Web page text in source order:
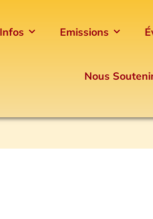
Infos Emissions
Nous